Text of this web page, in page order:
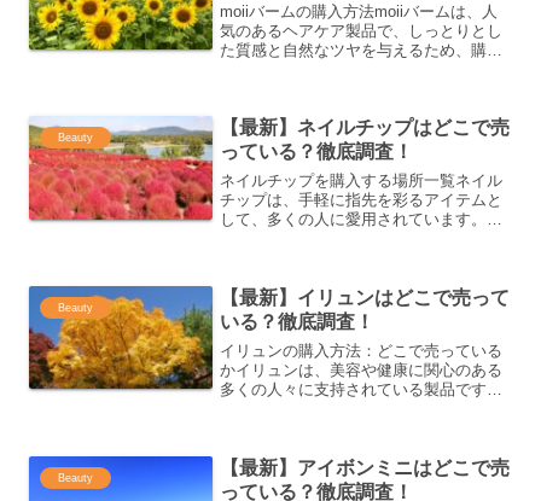
moiiバームの購入方法moiiバームは、人
気のあるヘアケア製品で、しっとりとし
た質感と自然なツヤを与えるため、購入
入方法について...
Beauty
【最新】ネイルチップはどこで売
っている？徹底調査！
ネイルチップを購入する場所一覧ネイル
チップは、手軽に指先を彩るアイテムと
して、多くの人に愛用されています。ど
表的な場所を紹介します。...
Beauty
【最新】イリュンはどこで売って
いる？徹底調査！
イリュンの購入方法：どこで売っている
かイリュンは、美容や健康に関心のある
多くの人々に支持されている製品です。
す。イリュンを取り扱っているオ...
Beauty
【最新】アイボンミニはどこで売
っている？徹底調査！